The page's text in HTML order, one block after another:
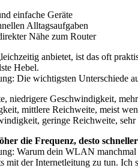
einfache Geräte
Alltagsaufgaben
Nähe zum Router
anbietet, ist das oft
Hebel.
Die wichtigsten Unterschiede
niedrigere Geschwindigkeit,
mittlere Reichweite, meist
geringe Reichweite,
die Frequenz, desto
Warum dein WLAN manchmal
der Internetleitung zu tun. Ich